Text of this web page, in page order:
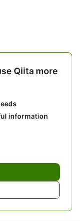
Qiita more
information